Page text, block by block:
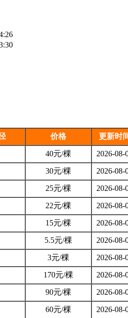
价格 更新时
40元/棵 2026-08-
30元/棵 2026-08-
25元/棵 2026-08-
22元/棵 2026-08-
15元/棵 2026-08-
5.5元/棵 2026-08-
3元/棵 2026-08-
170元/棵 2026-08-
90元/棵 2026-08-
60元/棵
2026-08-